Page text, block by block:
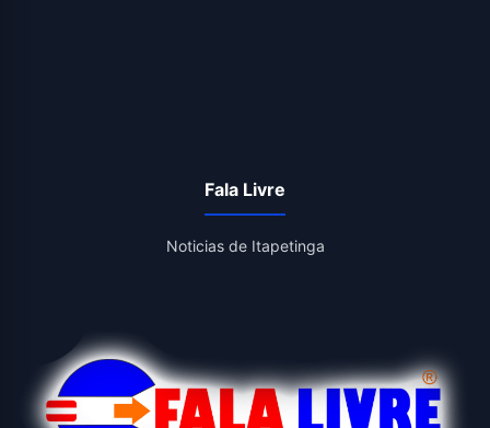
Fala Livre
Noticias de Itapetinga